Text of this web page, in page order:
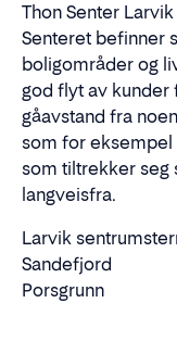
Thon Senter
Senteret befinner
boligområder og
god flyt av kunder
gåavstand fra
som for eksempel
som tiltrekker seg
langveisfra.
Larvik
Sandefjord
Porsgrunn